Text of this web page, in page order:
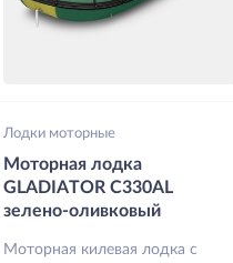
Лодки моторные
Моторная лодка
GLADIATOR C330AL
зелено-оливковый
Моторная килевая лодка с